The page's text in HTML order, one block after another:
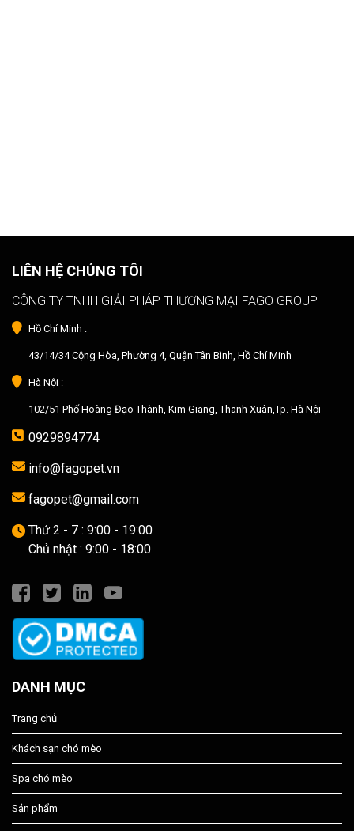
LIÊN HỆ CHÚNG TÔI
CÔNG TY TNHH GIẢI PHÁP THƯƠNG MẠI FAGO GROUP
Hồ Chí Minh :
43/14/34 Cộng Hòa, Phường 4, Quận Tân Bình, Hồ Chí Minh
Hà Nội :
102/51 Phố Hoàng Đạo Thành, Kim Giang, Thanh Xuân,Tp. Hà Nội
0929894774
info@fagopet.vn
fagopet@gmail.com
Thứ 2 - 7 : 9:00 - 19:00
Chủ nhật : 9:00 - 18:00
DANH MỤC
Trang chủ
Khách sạn chó mèo
Spa chó mèo
Sản phẩm